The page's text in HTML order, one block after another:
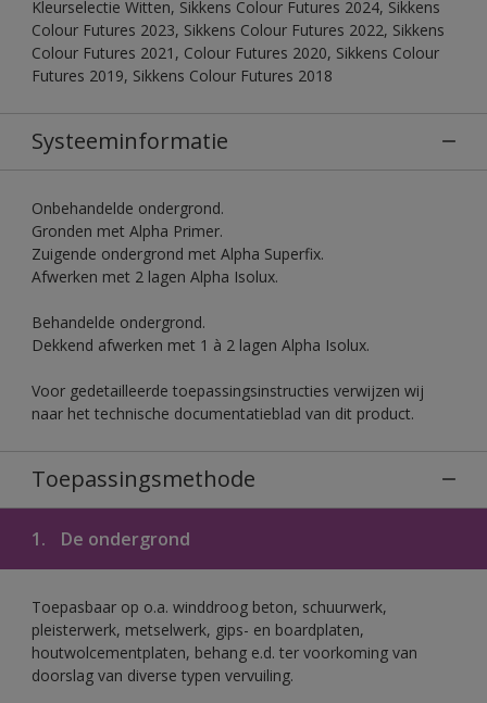
Kleurselectie Witten, Sikkens Colour Futures 2024, Sikkens
Colour Futures 2023, Sikkens Colour Futures 2022, Sikkens
Colour Futures 2021, Colour Futures 2020, Sikkens Colour
Futures 2019, Sikkens Colour Futures 2018
Systeeminformatie
Onbehandelde ondergrond.
Gronden met Alpha Primer.
Zuigende ondergrond met Alpha Superfix.
Afwerken met 2 lagen Alpha Isolux.
Behandelde ondergrond.
Dekkend afwerken met 1 à 2 lagen Alpha Isolux.
Voor gedetailleerde toepassingsinstructies verwijzen wij
naar het technische documentatieblad van dit product.
Toepassingsmethode
1. De ondergrond
Toepasbaar op o.a. winddroog beton, schuurwerk,
pleisterwerk, metselwerk, gips- en boardplaten,
houtwolcementplaten, behang e.d. ter voorkoming van
doorslag van diverse typen vervuiling.